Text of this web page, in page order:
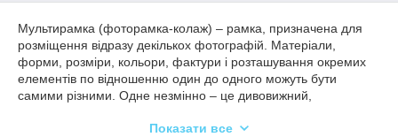
Мультирамка (фоторамка-колаж) – рамка, призначена для
розміщення відразу декількох фотографій. Матеріали,
форми, розміри, кольори, фактури і розташування окремих
елементів по відношенню один до одного можуть бути
самими різними. Одне незмінно – це дивовижний,
сподобатися адресату! Так що, якщо ви ламаєте голову над
Показати все